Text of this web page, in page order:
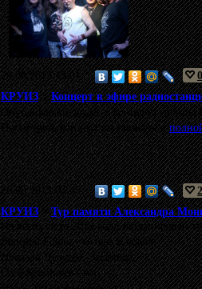
29.08.2013 13:01 0
КРУИЗ>Концерт в эфире
Опубликовано видео с концерта группы
Посмотреть концерт вы сможете в
26.06.2013 05:45 2
КРУИЗ>Тур памяти Александра
На весну-лето 2012 года запланирован
Валерий Гаина- гитара и вокал;
Николай Чунусов- ударные;
Олег Кузьмичев- бас;